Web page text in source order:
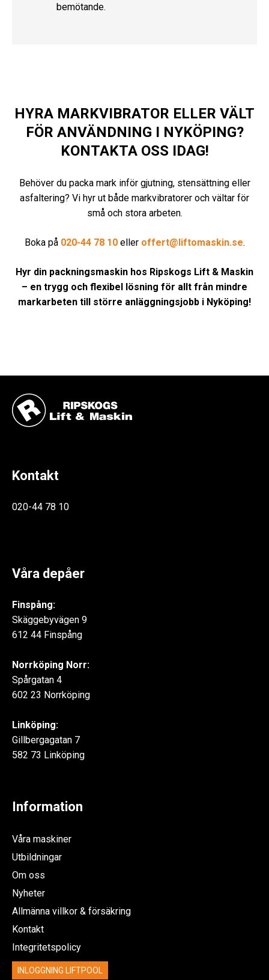
bemötande.
HYRA MARKVIBRATOR ELLER VÄLT
FÖR ANVÄNDNING I NYKÖPING?
KONTAKTA OSS IDAG!
Behöver du packa mark inför gjutning, stensättning eller
asfaltering? Vi hyr ut både markvibratorer och vältar för
små och stora arbeten.
Boka på 020-44 78 10eller offert@liftomaskin.se.
Hyr din packningsmaskin hos Ripskogs Lift & Maskin
– en trygg och flexibel lösning för allt från mindre
markarbeten till större anläggningsjobb i Nyköping!
Kontakt
020-44 78 10
Våra depåer
Finspång:
Skäggebyvägen 9
612 44 Finspång
Norrköping Norr:
Spårgatan 4
602 23 Norrköping
Linköping:
Gillbergagatan 7
582 73 Linköping
Information
Våra maskiner
Utbildningar
Om oss
Nyheter
Allmänna villkor & försäkring
Kontakt
Integritetspolicy
INLOGGNING LIFTPOOL